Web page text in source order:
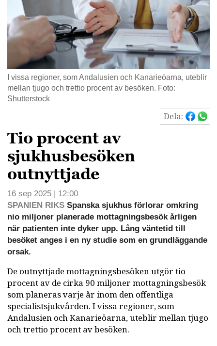
I vissa regioner, som Andalusien och Kanarieöarna, uteblir
mellan tjugo och trettio procent av besöken. Foto:
Shutterstock
Dela:
Tio procent av
sjukhusbesöken
outnyttjade
16 sep 2025 | 12:00
SPANIEN RIKS Spanska sjukhus förlorar omkring
nio miljoner planerade mottagningsbesök årligen
när patienten inte dyker upp. Lång väntetid till
besöket anges i en ny studie som en grundläggande
orsak.
De outnyttjade mottagningsbesöken utgör tio
procent av de cirka 90 miljoner mottagningsbesök
som planeras varje år inom den offentliga
specialistsjukvården. I vissa regioner, som
Andalusien och Kanarieöarna, uteblir mellan tjugo
och trettio procent av besöken.